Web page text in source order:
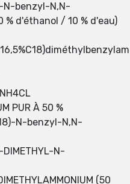
N-benzyl-N,N-
d'éthanol / 10 % d'eau)
PUR À 50 %
N-benzyl-N,N-
DIMETHYL-N-
(50